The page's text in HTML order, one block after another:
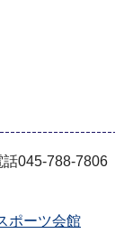
話045-788-7806
ポーツ会館